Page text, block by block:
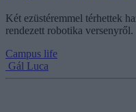
Két ezüstéremmel térhettek
rendezett robotika versenyről.
Campus life
Gál Luca